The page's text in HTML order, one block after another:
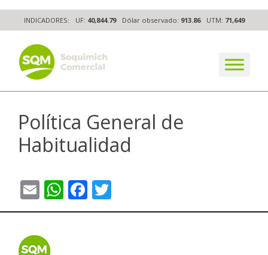
to
content
INDICADORES: UF: 40,844.79 Dólar observado: 913.86 UTM: 71,649
The worldwide business formula
Política General de
Habitualidad
EmailWhatsApp
Facebook